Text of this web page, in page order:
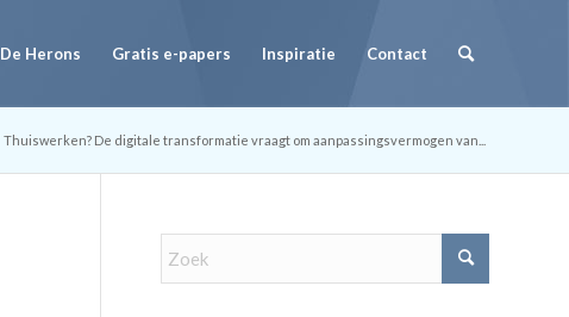
De Herons Gratis e-papers Inspiratie Contact
Thuiswerken? De digitale transformatie vraagt om aanpassingsvermogen van...